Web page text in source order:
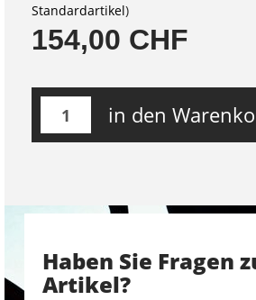
Standardartikel)
154,00 CHF
in den
Haben Sie Fragen
Artikel?